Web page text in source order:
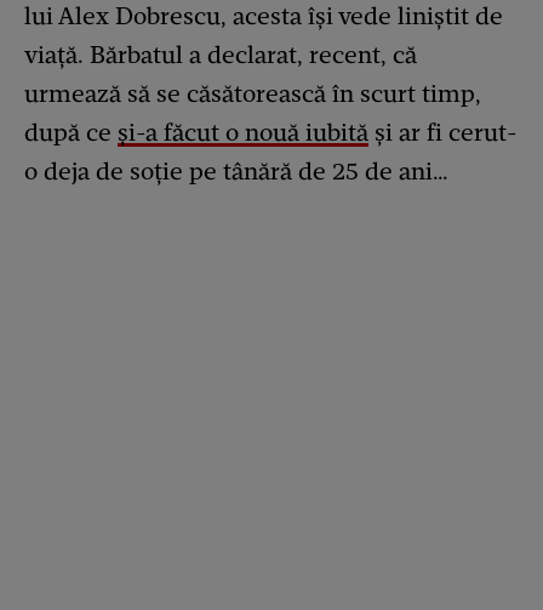
lui Alex Dobrescu, acesta își vede liniștit de
viață. Bărbatul a declarat, recent, că
urmează să se căsătorească în scurt timp,
după ce și-a făcut o nouă iubită și ar fi cerut-
o deja de soție pe tânără de 25 de ani…